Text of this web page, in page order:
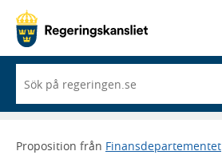
du
börjar
skriva
framträder
Proposition från Finansdepartementet